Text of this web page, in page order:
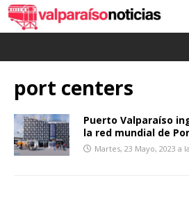
port centers
Puerto Valparaíso
la red mundial de
Martes, 23 Mayo, 2023 a